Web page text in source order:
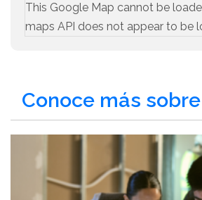
This Google Map cannot be
maps API does not appear to be
Conoce más